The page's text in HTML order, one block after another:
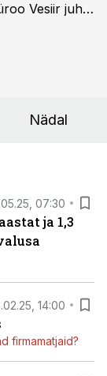
Vesiir juht
Nädal
07:30
ja 1,3
14:00
firmamatjaid?